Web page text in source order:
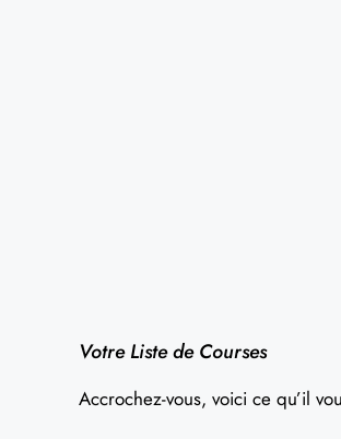
Votre Liste de Courses
Accrochez-vous, voici ce qu’il